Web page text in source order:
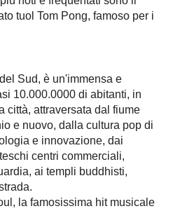
tuol Tom Pong, famoso per i
Sud, è un'immensa e
10.000.0000 di abitanti, in
città, attraversata dal fiume
e nuovo, dalla cultura pop di
e innovazione, dai
centri commerciali,
ai templi buddhisti,
la famosissima hit musicale